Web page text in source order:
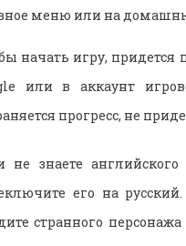
меню или на
начать игру,
или в аккаунт
прогресс, не
не знаете
его на
странного